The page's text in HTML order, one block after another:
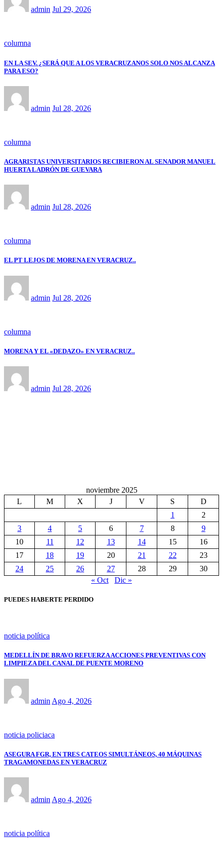
admin Jul 29, 2026
columna
EN LA SEV. ¿SERÁ QUE A LOS VERACRUZANOS SOLO NOS ALCANZA
PARA ESO?
admin Jul 28, 2026
columna
AGRARISTAS UNIVERSITARIOS RECIBIERON AL SENADOR MANUEL
HUERTA LADRÓN DE GUEVARA
admin Jul 28, 2026
columna
EL PT LEJOS DE MORENA EN VERACRUZ..
admin Jul 28, 2026
columna
MORENA Y EL «DEDAZO» EN VERACRUZ..
admin Jul 28, 2026
noviembre 2025
L
M X J V S
D
1
2
3
4 5 6 7 8
9
10
11 12 13 14 15
16
17
18 19 20 21 22
23
24
25 26 27 28 29
30
« Oct
Dic »
PUEDES HABERTE PERDIDO
noticia política
MEDELLÍN DE BRAVO REFUERZA ACCIONES PREVENTIVAS CON
LIMPIEZA DEL CANAL DE PUENTE MORENO
admin Ago 4, 2026
noticia policiaca
ASEGURA FGR, EN TRES CATEOS SIMULTÁNEOS, 40 MÁQUINAS
TRAGAMONEDAS EN VERACRUZ
admin Ago 4, 2026
noticia política